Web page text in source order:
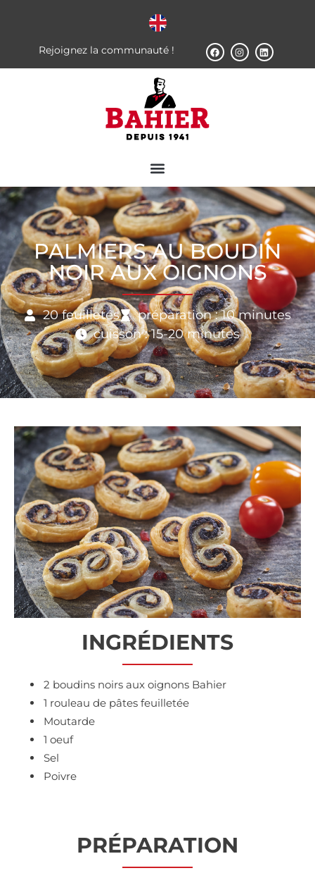
Rejoignez la communauté !
PALMIERS AU BOUDIN
NOIR AUX OIGNONS
20 feuilletés
préparation : 10 minutes
cuisson : 15-20 minutes
INGRÉDIENTS
2 boudins noirs aux oignons Bahier
1 rouleau de pâtes feuilletée
Moutarde
1 oeuf
Sel
Poivre
PRÉPARATION